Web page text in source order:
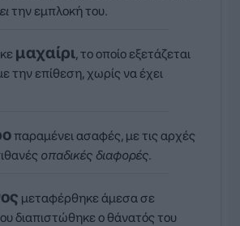
την εμπλοκή του.
μαχαίρι, το οποίο εξετάζεται
την επίθεση, χωρίς να έχει
παραμένει ασαφές, με τις αρχές
οπαδικές διαφορές.
μεταφέρθηκε άμεσα σε
διαπιστώθηκε ο θάνατός του